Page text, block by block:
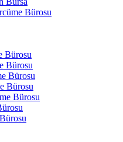
Bürosu
Bürosu
Bürosu
Bürosu
Bürosu
Bürosu